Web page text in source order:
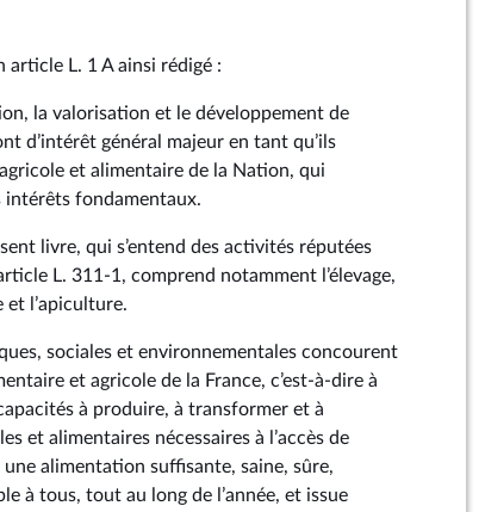
article L. 1 A ainsi rédigé :
la valorisation et le développement de
d’intérêt général majeur en tant qu’ils
et alimentaire de la Nation, qui
intérêts fondamentaux.
livre, qui s’entend des activités réputées
L. 311‑1, comprend notamment l’élevage,
et l’apiculture.
sociales et environnementales concourent
et agricole de la France, c’est-à-dire à
à produire, à transformer et à
et alimentaires nécessaires à l’accès de
une alimentation suffisante, saine, sûre,
à tous, tout au long de l’année, et issue